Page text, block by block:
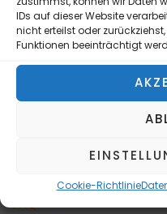
IDs auf dieser Website
nicht erteilst oder
Funktionen beeinträchtigt
Cookie-Richtlinie
Zahlungsarten
Privatsphäre und
Datenschutz
Cookie-Richtlinie (EU)
Geschäftsbedingungen
Formulare
FAQ